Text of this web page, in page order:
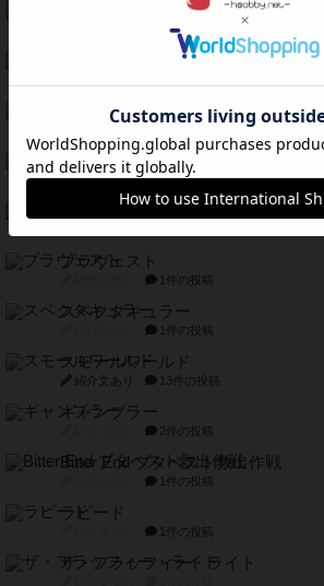
テンプテーション
2件の投稿
宵と暁の呪文書
リスボン・トラム 28
紹介文あり 9件の投稿
ブラヴェスト
1件の投稿
スペクタキュラー
1件の投稿
スモールワールド
紹介文あり 13件の投稿
ギャンブラー
2件の投稿
Bitter End ブタペスト救出作戦
1件の投稿
ラピード
1件の投稿
ザ・フラッフィー・ライト